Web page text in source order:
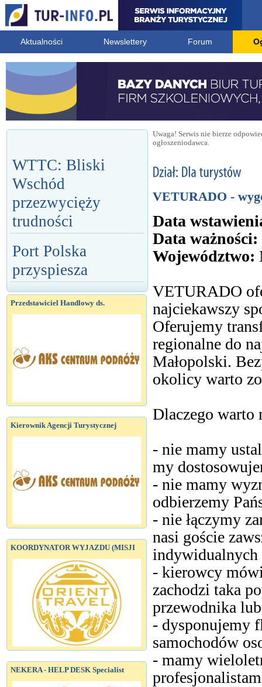
Aktualności Newslettery Forum
WTTC: Bliski
Wschód
przezwycięży
trudności
Port Polska
przyspiesza
Przedstawiciel Handlowy ds.
Kierownik Agencji Turystycznej
KOORDYNATOR WYJAZDU (MISJI
NEKERA - HELP DESK Specialist
Uwaga! Serwis nie bierze
ogłoszeniodawca.
VETURADO -
Data
Data ważności:
Województwo:
VETURADO
najciekawszy
Oferujemy
regionalne do
Małopolski.
okolicy warto
Dlaczego warto
- nie mamy
my
- nie mamy
odbierzemy
- nie łączymy
nasi goście
indywidualnych
- kierowcy
zachodzi taka
przewodnika
- dysponujemy
samochodów
- mamy